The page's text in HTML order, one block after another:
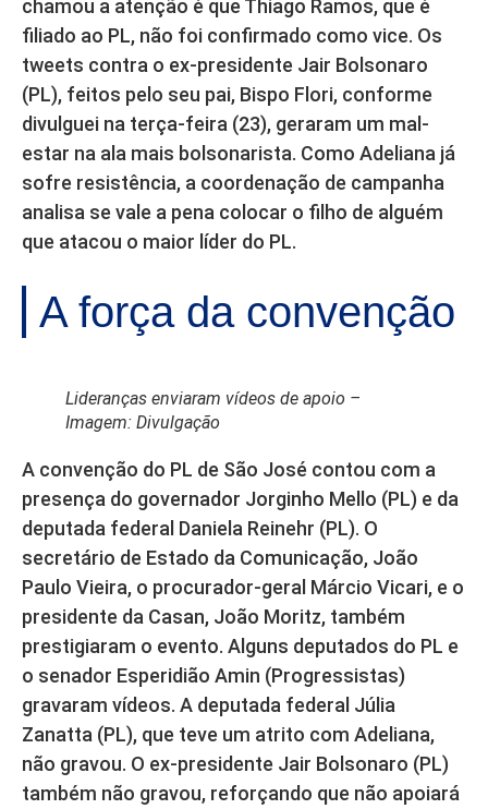
chamou a atenção é que Thiago Ramos, que é
filiado ao PL, não foi confirmado como vice. Os
tweets contra o ex-presidente Jair Bolsonaro
(PL), feitos pelo seu pai, Bispo Flori, conforme
divulguei na terça-feira (23), geraram um mal-
estar na ala mais bolsonarista. Como Adeliana já
sofre resistência, a coordenação de campanha
analisa se vale a pena colocar o filho de alguém
que atacou o maior líder do PL.
A força da convenção
Lideranças enviaram vídeos de apoio –
Imagem: Divulgação
A convenção do PL de São José contou com a
presença do governador Jorginho Mello (PL) e da
deputada federal Daniela Reinehr (PL). O
secretário de Estado da Comunicação, João
Paulo Vieira, o procurador-geral Márcio Vicari, e o
presidente da Casan, João Moritz, também
prestigiaram o evento. Alguns deputados do PL e
o senador Esperidião Amin (Progressistas)
gravaram vídeos. A deputada federal Júlia
Zanatta (PL), que teve um atrito com Adeliana,
não gravou. O ex-presidente Jair Bolsonaro (PL)
também não gravou, reforçando que não apoiará